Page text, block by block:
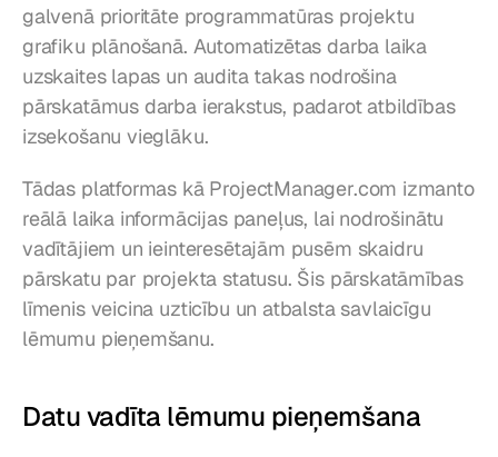
galvenā prioritāte programmatūras projektu
grafiku plānošanā. Automatizētas darba laika
uzskaites lapas un audita takas nodrošina
pārskatāmus darba ierakstus, padarot atbildības
izsekošanu vieglāku.
Tādas platformas kā ProjectManager.com izmanto
reālā laika informācijas paneļus, lai nodrošinātu
vadītājiem un ieinteresētajām pusēm skaidru
pārskatu par projekta statusu. Šis pārskatāmības
līmenis veicina uzticību un atbalsta savlaicīgu
lēmumu pieņemšanu.
Datu vadīta lēmumu pieņemšana